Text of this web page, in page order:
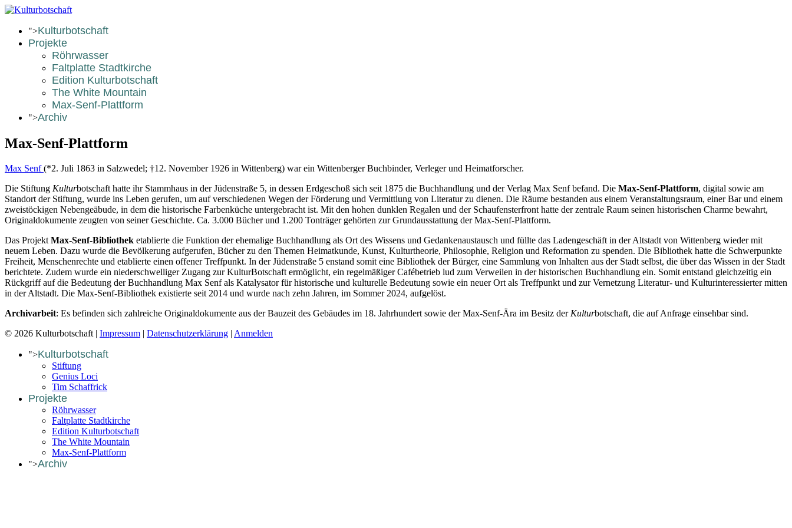
">Kulturbotschaft
Projekte
Röhrwasser
Faltplatte Stadtkirche
Edition Kulturbotschaft
The White Mountain
Max-Senf-Plattform
">Archiv
Max-Senf-Plattform
Max Senf(*2. Juli 1863 in Salzwedel; †12. November 1926 in Wittenberg) war ein Wittenberger Buchbinder, Verleger und Heimatforscher.
Die Stiftung Kulturbotschaft hatte ihr Stammhaus in der Jüdenstraße 5, in dessen Erdgeschoß sich seit 1875 die Buchhandlung und der Verlag Max Senf befand. Die Max-Senf-Plattform, digital sowie am
Standort der Stiftung, wurde ins Leben gerufen, um auf verschiedenen Wegen der Förderung und Vermittlung von Literatur zu dienen. Die Räume bestanden aus einem Veranstaltungsraum, einer Bar und einem
zweistöckigen Nebengeäbude, in dem die historische Farbenküche untergebracht ist. Mit den hohen dunklen Regalen und der Schaufensterfront hatte der zentrale Raum seinen historischen Charme bewahrt,
Originaldokumente zeugten von seiner Geschichte. Ca. 3.000 Bücher und 1.200 Tonträger gehörten zur Grundausstattung der Max-Senf-Plattform.
Das Projekt Max-Senf-Bibliothek etablierte die Funktion der ehemalige Buchhandlung als Ort des Wissens und Gedankenaustausch und füllte das Ladengeschäft in der Altstadt von Wittenberg wieder mit
neuem Leben. Dazu wurde die Bevölkerung aufgerufen, Bücher zu den Themen Heimatkunde, Kunst, Kulturtheorie, Philosophie, Religion und Reformation zu spenden. Die Bibliothek hatte die Schwerpunkte
Freiheit, Menschenrechte und etablierte einen offener Treffpunkt. In der Jüdenstraße 5 enstand somit eine Bibliothek der Bürger, eine Sammlung von Inhalten aus der Stadt selbst, die über das Wissen in der Stadt
berichtete. Zudem wurde ein niederschwelliger Zugang zur KulturBotschaft ermöglicht, ein regelmäßiger Cafébetrieb lud zum Verweilen in der historischen Buchhandlung ein. Somit entstand gleichzeitig ein
Rückgriff auf die Bedeutung der Buchhandlung Max Senf als Katalysator für historische und kulturelle Bedeutung sowie ein neuer Ort als Treffpunkt und zur Vernetzung Literatur- und Kulturinteressierter mitten
in der Altstadt. Die Max-Senf-Bibliothek existierte seit 2014 und wurde nach zehn Jahren, im Sommer 2024, aufgelöst.
Archivarbeit: Es befinden sich zahlreiche Originaldokumente aus der Bauzeit des Gebäudes im 18. Jahrhundert sowie der Max-Senf-Ära im Besitz der Kulturbotschaft, die auf Anfrage einsehbar sind.
© 2026 Kulturbotschaft | Impressum | Datenschutzerklärung | Anmelden
">Kulturbotschaft
Stiftung
Genius Loci
Tim Schaffrick
Projekte
Röhrwasser
Faltplatte Stadtkirche
Edition Kulturbotschaft
The White Mountain
Max-Senf-Plattform
">Archiv